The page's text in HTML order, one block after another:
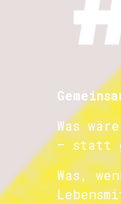
Was
– statt
Was,